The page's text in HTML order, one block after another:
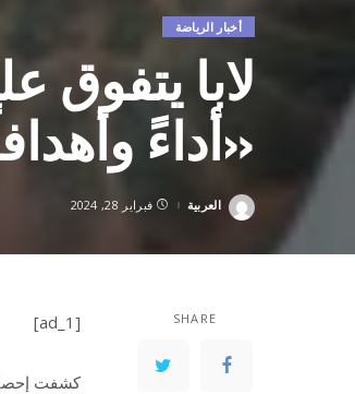
أخبار الرياضة
«أداءً
Posted
العربية فبراير 28, 2024
SHARE
[ad_1]
كشفت